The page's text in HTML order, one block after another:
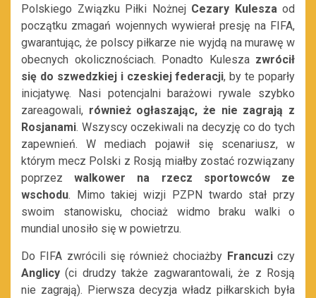
Polskiego Związku Piłki Nożnej Cezary Kuleszaod
początku zmagań wojennych wywierał presję na FIFA,
gwarantując, że polscy piłkarze nie wyjdą na murawę w
obecnych okolicznościach. Ponadto Kulesza zwrócił
się do szwedzkiej i czeskiej federacji, by te poparły
inicjatywę. Nasi potencjalni barażowi rywale szybko
zareagowali, również ogłaszając, że nie zagrają z
Rosjanami. Wszyscy oczekiwali na decyzję co do tych
zapewnień. W mediach pojawił się scenariusz, w
którym mecz Polski z Rosją miałby zostać rozwiązany
poprzezwalkower na rzecz sportowców ze
wschodu. Mimo takiej wizji PZPN twardo stał przy
swoim stanowisku, chociaż widmo braku walki o
mundial unosiło się w powietrzu.
Do FIFA zwrócili się również chociażby Francuziczy
Anglicy (ci drudzy także zagwarantowali, że z Rosją
nie zagrają). Pierwsza decyzja władz piłkarskich była